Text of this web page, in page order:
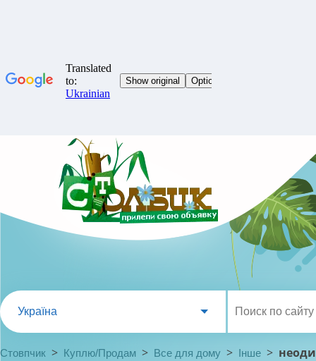
Україна
Стовпчик > Куплю/Продам > Все для дому > Інше >